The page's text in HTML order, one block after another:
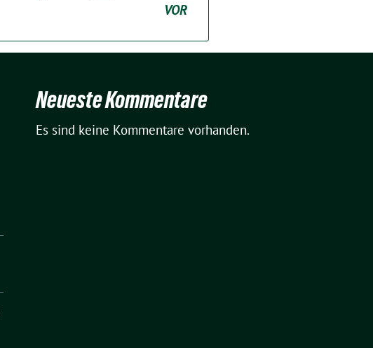
VOR
Neueste Kommentare
Es sind keine Kommentare vorhanden.